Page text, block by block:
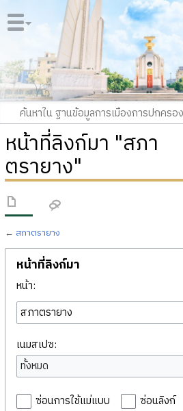
หน้าที่ลิงก์มา "สภา
ตรายาง"
← สภาตรายาง
หน้าที่ลิงก์มา
หน้า:
เนมสเปซ:
ทั้งหมด
ซ่อนการใช้แม่แบบ
ซ่อนลิงก์